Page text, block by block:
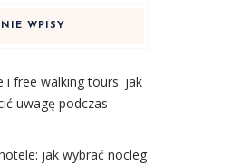
WPISY
i free walking tours: jak
uwagę podczas
jak wybrać nocleg